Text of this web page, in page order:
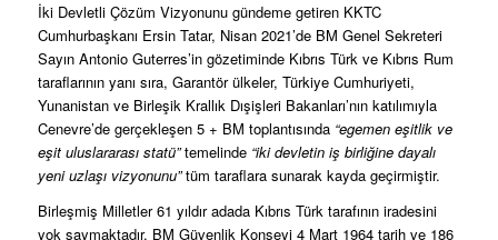
İki Devletli Çözüm Vizyonunu gündeme getiren KKTC
Cumhurbaşkanı Ersin Tatar, Nisan 2021’de BM Genel Sekreteri
Sayın Antonio Guterres’in gözetiminde Kıbrıs Türk ve Kıbrıs Rum
taraflarının yanı sıra, Garantör ülkeler, Türkiye Cumhuriyeti,
Yunanistan ve Birleşik Krallık Dışişleri Bakanları’nın katılımıyla
Cenevre’de gerçekleşen 5 + BM toplantısında “egemen eşitlik ve
eşit uluslararası statü”temelinde “iki devletin iş birliğine dayalı
yeni uzlaşı vizyonunu”tüm taraflara sunarak kayda geçirmiştir.
Birleşmiş Milletler 61 yıldır adada Kıbrıs Türk tarafının iradesini
yok saymaktadır. BM Güvenlik Konseyi 4 Mart 1964 tarih ve 186